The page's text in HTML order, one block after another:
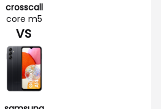
crosscall
core m5
VS